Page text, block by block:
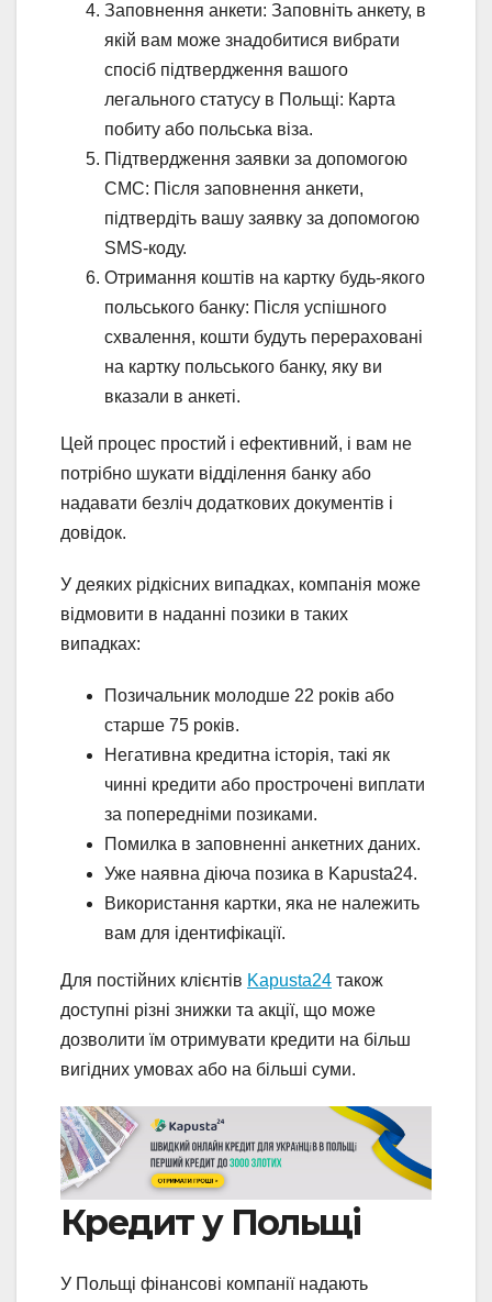
Заповнення анкети: Заповніть анкету, в
якій вам може знадобитися вибрати
спосіб підтвердження вашого
легального статусу в Польщі: Карта
побиту або польська віза.
Підтвердження заявки за допомогою
СМС: Після заповнення анкети,
підтвердіть вашу заявку за допомогою
SMS-коду.
Отримання коштів на картку будь-якого
польського банку: Після успішного
схвалення, кошти будуть перераховані
на картку польського банку, яку ви
вказали в анкеті.
Цей процес простий і ефективний, і вам не
потрібно шукати відділення банку або
надавати безліч додаткових документів і
довідок.
У деяких рідкісних випадках, компанія може
відмовити в наданні позики в таких
випадках:
Позичальник молодше 22 років або
старше 75 років.
Негативна кредитна історія, такі як
чинні кредити або прострочені виплати
за попередніми позиками.
Помилка в заповненні анкетних даних.
Уже наявна діюча позика в Kapusta24.
Використання картки, яка не належить
вам для ідентифікації.
Для постійних клієнтів Kapusta24 також
доступні різні знижки та акції, що може
дозволити їм отримувати кредити на більш
вигідних умовах або на більші суми.
Кредит у Польщі
У Польщі фінансові компанії надають